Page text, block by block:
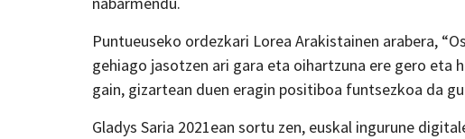
Puntueuseko ordezkari Lorea Arakistainen arabera,
gehiago jasotzen ari gara eta oihartzuna ere gero eta
gain, gizartean duen eragin positiboa funtsezkoa da
Gladys Saria 2021ean sortu zen, euskal ingurune